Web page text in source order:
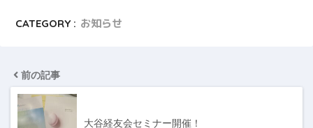
CATEGORY : お知らせ
前の記事
大谷経友会セミナー開催！